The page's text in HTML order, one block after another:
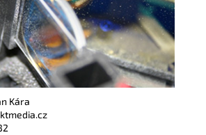
Kára